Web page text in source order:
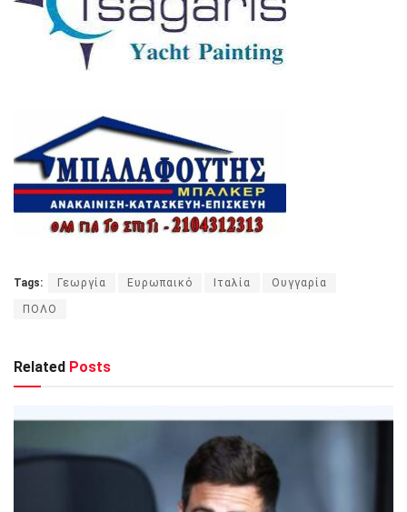
Tags: Γεωργία Ευρωπαικό Ιταλία Ουγγαρία
ΠΟΛΟ
Related Posts